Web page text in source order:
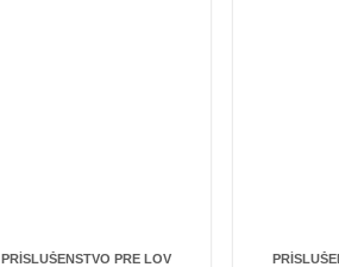
PRÍSLUŠENSTVO PRE LOV